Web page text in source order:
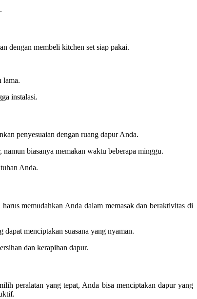
dengan membeli kitchen set siap pakai.
lama.
instalasi.
penyesuaian dengan ruang dapur Anda.
biasanya memakan waktu beberapa minggu.
Anda.
memudahkan Anda dalam memasak dan beraktivitas di
menciptakan suasana yang nyaman.
dan kerapihan dapur.
peralatan yang tepat, Anda bisa menciptakan dapur yang